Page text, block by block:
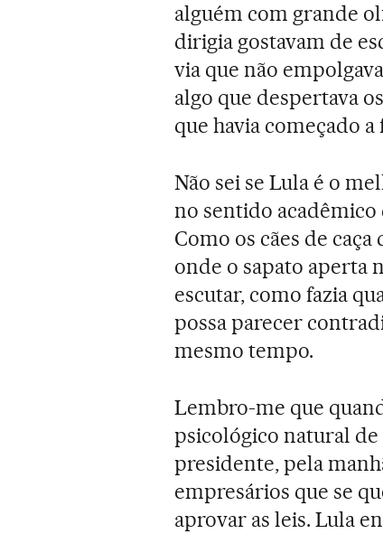
alguém com grande
dirigia gostavam de
via que não
algo que despertava
que havia começado a
Não sei se Lula é o
no sentido
Como os cães de
onde o sapato aperta
escutar, como fazia
possa parecer
mesmo tempo.
Lembro-me que
psicológico natural
presidente, pela
empresários que se
aprovar as leis. Lula